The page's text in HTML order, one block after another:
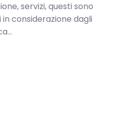
servizi, questi sono
considerazione dagli